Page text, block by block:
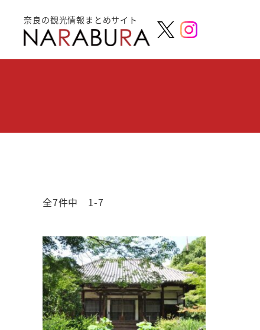
奈良の観光情報まとめサイト
全7件中 1-7